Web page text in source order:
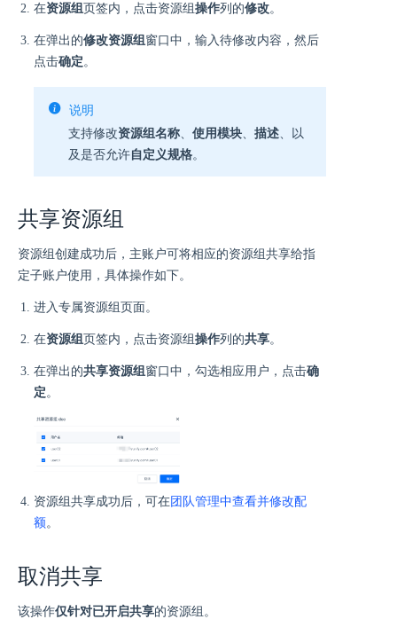
在资源组 页签内，点击资源组 操作列的修改。
在弹出的修改资源组 窗口中，输入待修改内容，然后
点击确定 。
说明
支持修改资源组名称 使用模块 描述 、以
及是否允许自定义规格。
共享资源组
资源组创建成功后，主账户可将相应的资源组共享给指
定子账户使用，具体操作如下。
进入专属资源组页面。
在资源组 页签内，点击资源组 操作列的共享。
在弹出的共享资源组 窗口中，勾选相应用户，点击确
定 。
资源组共享成功后，可在团队管理中查看并修改配
额 。
取消共享
该操作仅针对已开启共享的资源组。